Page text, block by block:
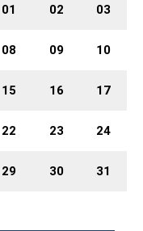
01 02 03
08 09 10
15 16 17
22 23 24
29 30 31